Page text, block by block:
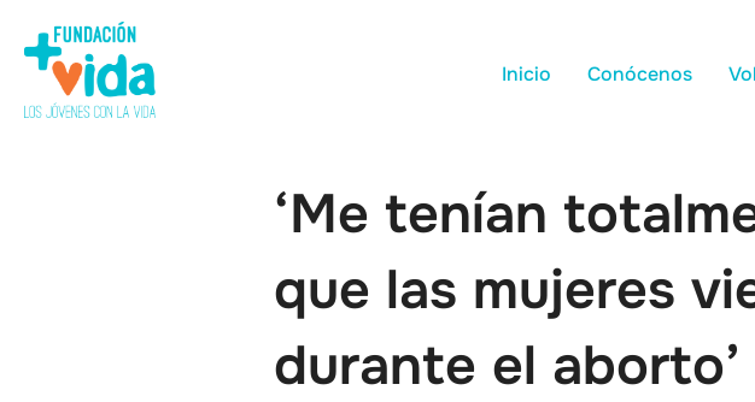
Inicio Conócenos
‘Me tenían
que las mujeres
durante el aborto’